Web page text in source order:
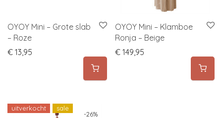
OYOY Mini – Grote slab
– Roze
€ 13,95
OYOY Mini – Klamboe
Ronja – Beige
€ 149,95
-26%
uitverkocht sale